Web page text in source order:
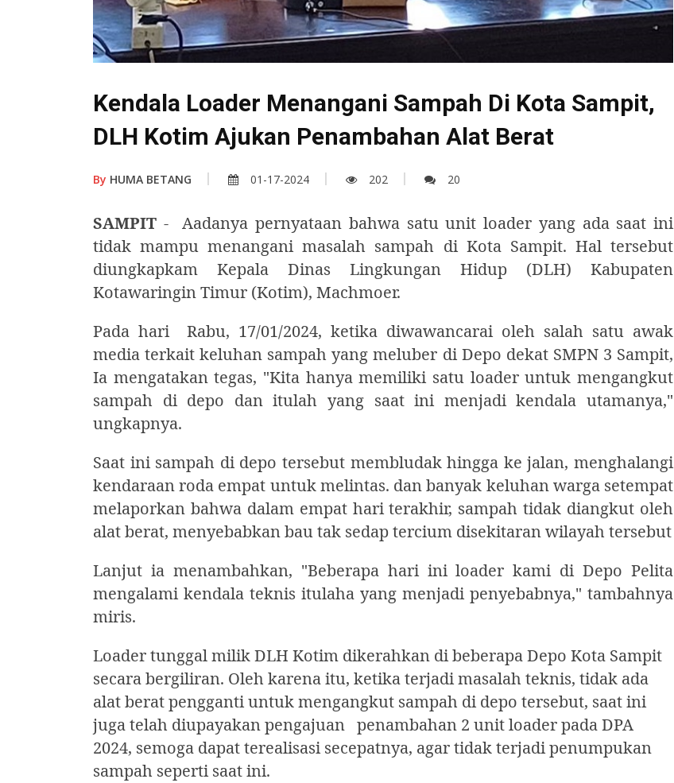
Kendala Loader Menangani Sampah Di Kota Sampit,
DLH Kotim Ajukan Penambahan Alat Berat
By HUMA BETANG 01-17-2024 202 20
SAMPIT - Aadanya pernyataan bahwa satu unit loader yang ada saat ini
tidak mampu menangani masalah sampah di Kota Sampit. Hal tersebut
diungkapkam Kepala Dinas Lingkungan Hidup (DLH) Kabupaten
Kotawaringin Timur (Kotim), Machmoer.
Pada hari Rabu, 17/01/2024, ketika diwawancarai oleh salah satu awak
media terkait keluhan sampah yang meluber di Depo dekat SMPN 3 Sampit,
Ia mengatakan tegas, "Kita hanya memiliki satu loader untuk mengangkut
sampah di depo dan itulah yang saat ini menjadi kendala utamanya,"
ungkapnya.
Saat ini sampah di depo tersebut membludak hingga ke jalan, menghalangi
kendaraan roda empat untuk melintas. dan banyak keluhan warga setempat
melaporkan bahwa dalam empat hari terakhir, sampah tidak diangkut oleh
alat berat, menyebabkan bau tak sedap tercium disekitaran wilayah tersebut
Lanjut ia menambahkan, "Beberapa hari ini loader kami di Depo Pelita
mengalami kendala teknis itulaha yang menjadi penyebabnya," tambahnya
miris.
Loader tunggal milik DLH Kotim dikerahkan di beberapa Depo Kota Sampit
secara bergiliran. Oleh karena itu, ketika terjadi masalah teknis, tidak ada
alat berat pengganti untuk mengangkut sampah di depo tersebut, saat ini
juga telah diupayakan pengajuan penambahan 2 unit loader pada DPA
2024, semoga dapat terealisasi secepatnya, agar tidak terjadi penumpukan
sampah seperti saat ini.